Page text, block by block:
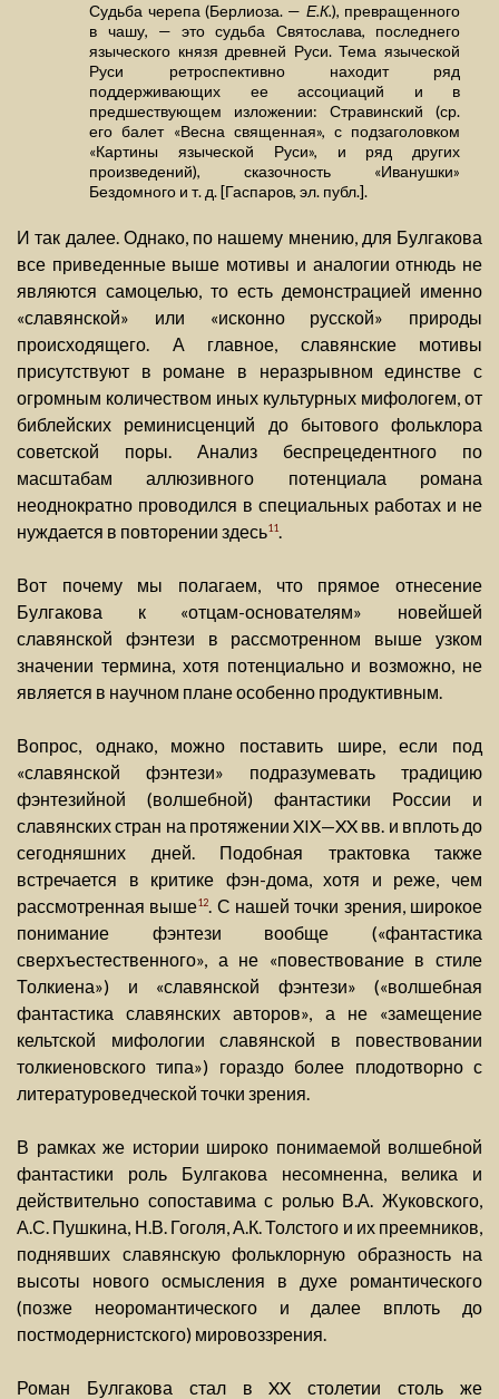
Судьба черепа (Берлиоза. — Е.К.), превращенного
в чашу, — это судьба Святослава, последнего
языческого князя древней Руси. Тема языческой
Руси ретроспективно находит ряд
поддерживающих ее ассоциаций и в
предшествующем изложении: Стравинский (ср.
его балет «Весна священная», с подзаголовком
«Картины языческой Руси», и ряд других
произведений), сказочность «Иванушки»
Бездомного и т. д. [Гаспаров, эл. публ.].
И так далее. Однако, по нашему мнению, для Булгакова
все приведенные выше мотивы и аналогии отнюдь не
являются самоцелью, то есть демонстрацией именно
«славянской» или «исконно русской» природы
происходящего. А главное, славянские мотивы
присутствуют в романе в неразрывном единстве с
огромным количеством иных культурных мифологем, от
библейских реминисценций до бытового фольклора
советской поры. Анализ беспрецедентного по
масштабам аллюзивного потенциала романа
неоднократно проводился в специальных работах и не
нуждается в повторении здесь11.
Вот почему мы полагаем, что прямое отнесение
Булгакова к «отцам-основателям» новейшей
славянской фэнтези в рассмотренном выше узком
значении термина, хотя потенциально и возможно, не
является в научном плане особенно продуктивным.
Вопрос, однако, можно поставить шире, если под
«славянской фэнтези» подразумевать традицию
фэнтезийной (волшебной) фантастики России и
славянских стран на протяжении XIX—XX вв. и вплоть до
сегодняшних дней. Подобная трактовка также
встречается в критике фэн-дома, хотя и реже, чем
рассмотренная выше12. С нашей точки зрения, широкое
понимание фэнтези вообще («фантастика
сверхъестественного», а не «повествование в стиле
Толкиена») и «славянской фэнтези» («волшебная
фантастика славянских авторов», а не «замещение
кельтской мифологии славянской в повествовании
толкиеновского типа») гораздо более плодотворно с
литературоведческой точки зрения.
В рамках же истории широко понимаемой волшебной
фантастики роль Булгакова несомненна, велика и
действительно сопоставима с ролью В.А. Жуковского,
А.С. Пушкина, Н.В. Гоголя, А.К. Толстого и их преемников,
поднявших славянскую фольклорную образность на
высоты нового осмысления в духе романтического
(позже неоромантического и далее вплоть до
постмодернистского) мировоззрения.
Роман Булгакова стал в XX столетии столь же